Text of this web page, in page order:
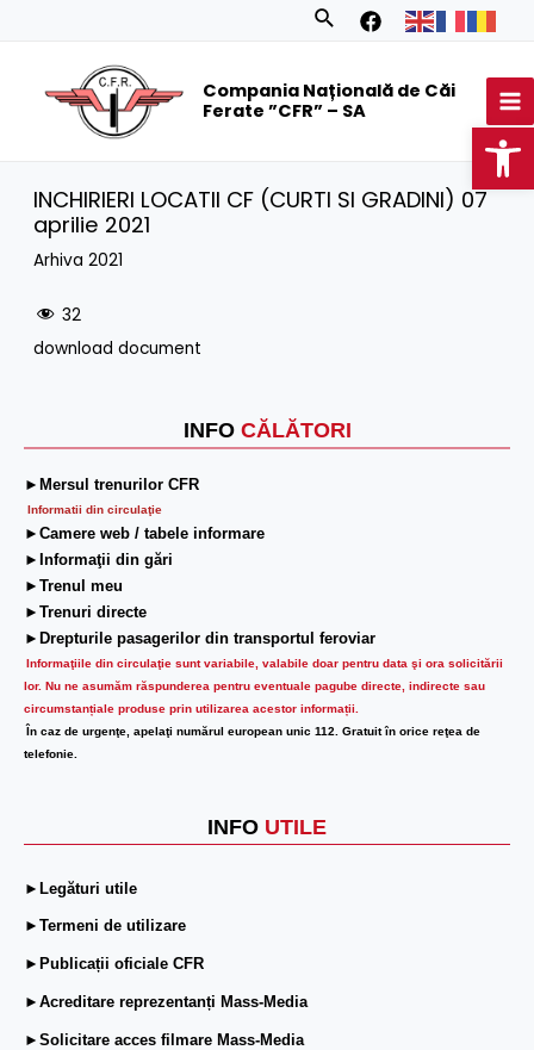
Search
Compania Națională de Căi
Ferate ”CFR” – SA
INFO CĂLĂTORI
►Mersul trenurilor CFR
Informatii din circulaţie
►Camere web / tabele informare
►Informaţii din gări
►Trenul meu
►Trenuri directe
►Drepturile pasagerilor din transportul feroviar
Informaţiile din circulaţie sunt variabile, valabile doar pentru data şi ora solicitării
lor. Nu ne asumăm răspunderea pentru eventuale pagube directe, indirecte sau
circumstanțiale produse prin utilizarea acestor informații.
În caz de urgenţe, apelaţi numărul european unic 112. Gratuit în orice reţea de
telefonie.
INFO UTILE
►Legături utile
►Termeni de utilizare
►Publicații oficiale CFR
►Acreditare reprezentanți Mass-Media
►Solicitare acces filmare Mass-Media
INCHIRIERI LOCATII CF (CURTI SI GRADINI) 07
aprilie 2021
Arhiva 2021
32
download document